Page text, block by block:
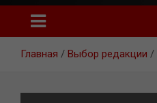
Главная Выбор редакции